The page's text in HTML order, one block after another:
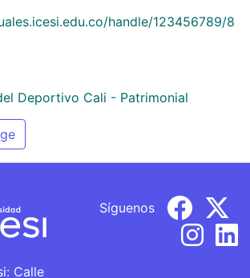
handle/123456789/8
Deportivo Cali - Patrimonial
Calle
Síguenos